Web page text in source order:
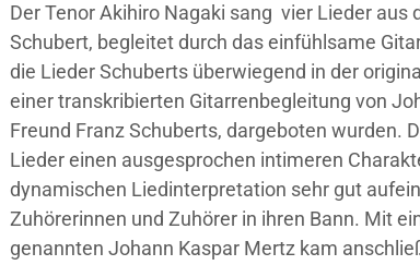
Der Tenor Akihiro Nagaki sang vier Lieder aus
Schubert, begleitet durch das einfühlsame
die Lieder Schuberts überwiegend in der
einer transkribierten Gitarrenbegleitung von
Freund Franz Schuberts, dargeboten wurden.
Lieder einen ausgesprochen intimeren
dynamischen Liedinterpretation sehr gut
Zuhörerinnen und Zuhörer in ihren Bann. Mit
genannten Johann Kaspar Mertz kam